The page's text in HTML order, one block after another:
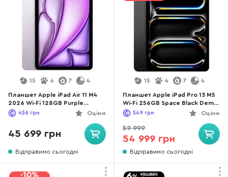
15 4 7 4
Планшет Apple iPad Air 11 M4
2026 Wi-Fi 128GB Purple
(MH344)
Оціни
456 грн
45 699 грн
Відправимо сьогодні
15 4 7 4
Планшет Apple iPad Pro 13 M5
Wi-Fi 256GB Space Black Demo
(3P009)
Оціни
549 грн
59 999
54 999 грн
Відправимо сьогодні